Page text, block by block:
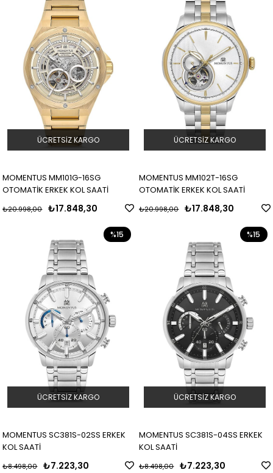
MOMENTUS MM101G-16SG
OTOMATİK ERKEK KOL SAATİ
₺17.848,30
₺20.998,00
ÜCRETSIZ KARGO
MOMENTUS MM102T-16SG
OTOMATİK ERKEK KOL SAATİ
₺17.848,30
₺20.998,00
ÜCRETSIZ KARGO
MOMENTUS SC381S-02SS ERKEK
KOL SAATİ
₺7.223,30
₺8.498,00
%15
ÜCRETSIZ KARGO
MOMENTUS SC381S-04SS ERKEK
KOL SAATİ
₺7.223,30
₺8.498,00
%15
ÜCRETSIZ KARGO